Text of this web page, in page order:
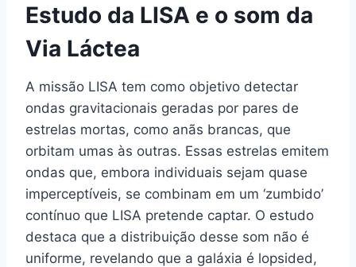
Estudo da LISA e o som da
Via Láctea
A missão LISA tem como objetivo detectar
ondas gravitacionais geradas por pares de
estrelas mortas, como anãs brancas, que
orbitam umas às outras. Essas estrelas emitem
ondas que, embora individuais sejam quase
imperceptíveis, se combinam em um ‘zumbido’
contínuo que LISA pretende captar. O estudo
destaca que a distribuição desse som não é
uniforme, revelando que a galáxia é lopsided,